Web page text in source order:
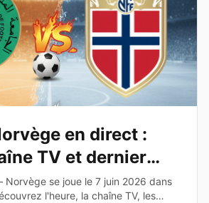
en direct :
TV et dernier
le Mondial 2026
Norvège se joue le 7 juin 2026 dans
l'heure, la chaîne TV, les